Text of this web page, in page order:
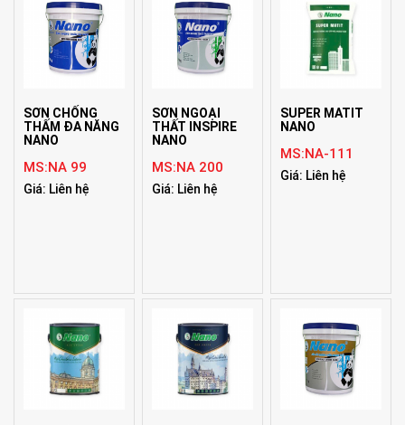
SƠN CHỐNG
THẤM ĐA NĂNG
NANO
MS:NA 99
Giá: Liên hệ
SƠN NGOẠI
THẤT INSPIRE
NANO
MS:NA 200
Giá: Liên hệ
SUPER MATIT
NANO
MS:NA-111
Giá: Liên hệ